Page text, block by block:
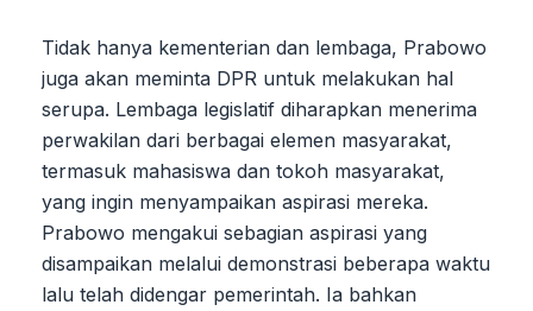
Tidak hanya kementerian dan lembaga, Prabowo
juga akan meminta DPR untuk melakukan hal
serupa. Lembaga legislatif diharapkan menerima
perwakilan dari berbagai elemen masyarakat,
termasuk mahasiswa dan tokoh masyarakat,
yang ingin menyampaikan aspirasi mereka.
Prabowo mengakui sebagian aspirasi yang
disampaikan melalui demonstrasi beberapa waktu
lalu telah didengar pemerintah. Ia bahkan